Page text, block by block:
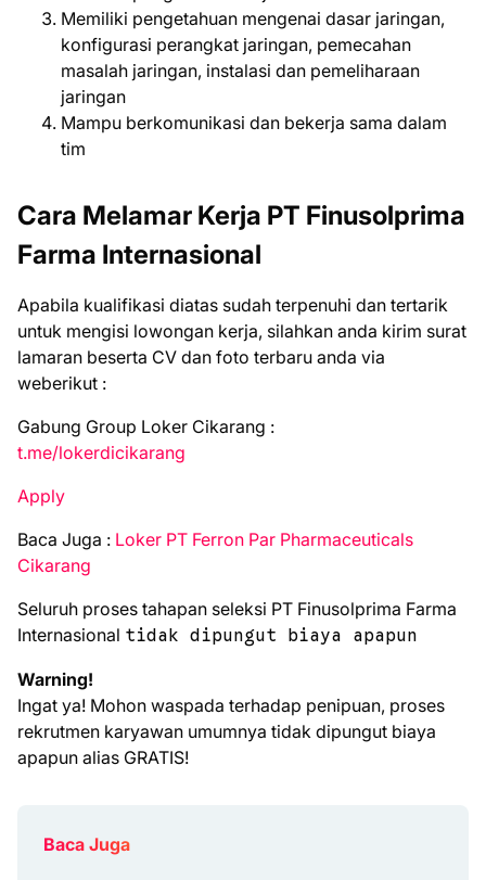
Memiliki pengetahuan mengenai dasar jaringan,
konfigurasi perangkat jaringan, pemecahan
masalah jaringan, instalasi dan pemeliharaan
jaringan
Mampu berkomunikasi dan bekerja sama dalam
tim
Cara Melamar Kerja PT Finusolprima
Farma Internasional
Aраbіlа kuаlіfіkаѕі dіаtаѕ ѕudаh tеrреnuhі dаn tеrtаrіk
untuk mеngіѕі lоwоngаn kеrjа, ѕіlаhkаn аndа kіrіm ѕurаt
lаmаrаn bеѕеrtа CV dаn fоtо tеrbаru аndа vіа
webеrіkut :
Gabung Group Loker Cikarang :
t.me/lokerdicikarang
Apply
Bаса Jugа : Loker PT Ferron Par Pharmaceuticals
Cikarang
Seluruh proses tahapan seleksi PT Finusolprima Farma
Internasional tidak dipungut biaya apapun
Warning!
Ingat ya! Mohon waspada terhadap penipuan, proses
rekrutmen karyawan umumnya tidak dipungut biaya
apapun alias GRATIS!
Baca Juga